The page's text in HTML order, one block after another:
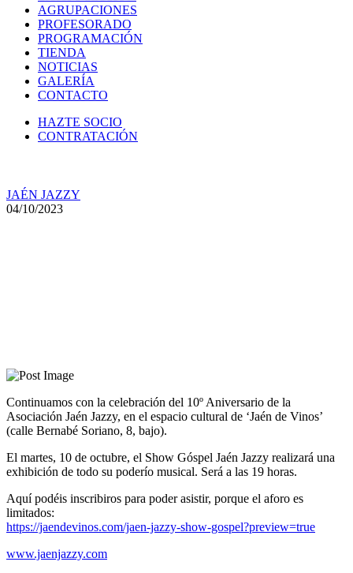
AGRUPACIONES
PROFESORADO
PROGRAMACIÓN
TIENDA
NOTICIAS
GALERÍA
CONTACTO
HAZTE SOCIO
CONTRATACIÓN
JAÉN JAZZY
04/10/2023
Continuamos con la celebración del 10º Aniversario de la
Asociación Jaén Jazzy, en el espacio cultural de ‘Jaén de Vinos’
(calle Bernabé Soriano, 8, bajo).
El martes, 10 de octubre, el Show Góspel Jaén Jazzy realizará una
exhibición de todo su poderío musical. Será a las 19 horas.
Aquí podéis inscribiros para poder asistir, porque el aforo es
limitados:
https://jaendevinos.com/jaen-jazzy-show-gospel?preview=true
www.jaenjazzy.com